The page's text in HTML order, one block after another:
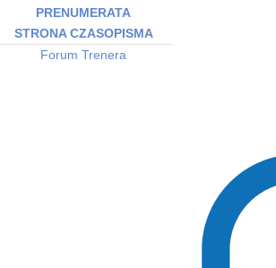
PRENUMERATA
STRONA CZASOPISMA
Forum Trenera